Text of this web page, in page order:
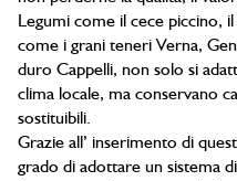
Legumi come il cece piccino,
come i grani teneri Verna,
duro Cappelli, non solo si
clima locale, ma conservano
sostituibili.
Grazie all’ inserimento di
grado di adottare un sistema